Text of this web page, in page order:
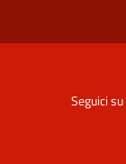
Seguici su